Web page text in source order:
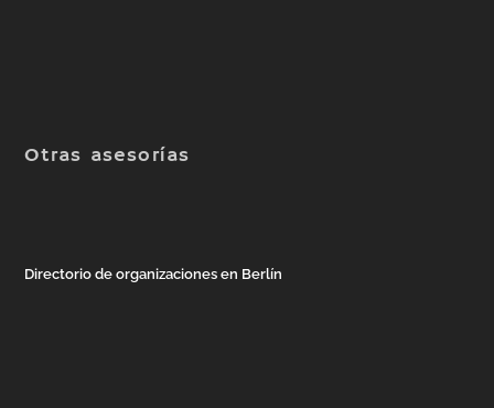
Otras asesorías
Directorio de organizaciones en Berlín